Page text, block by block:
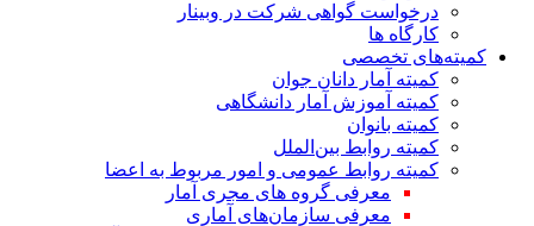
درخواست گواهی شرکت در وبینار
کارگاه ها
کمیته‌های تخصصی
کمیته آمار دانان جوان
کمیته آموزش آمار دانشگاهی
کمیته بانوان
کمیته روابط بین‌الملل
کمیته روابط عمومی و امور مربوط به اعضا
معرفی گروه های مجری آمار
معرفی سازمان‌های آماری